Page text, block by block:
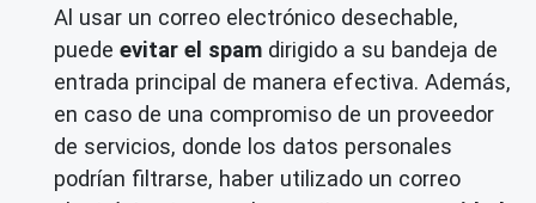
Al usar un correo electrónico desechable,
puede evitar el spam dirigido a su bandeja de
entrada principal de manera efectiva. Además,
en caso de una compromiso de un proveedor
de servicios, donde los datos personales
podrían filtrarse, haber utilizado un correo